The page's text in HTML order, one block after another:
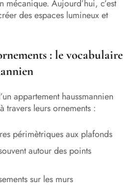
mécanique. Aujourd’hui, c’est
des espaces lumineux et
: le vocabulaire
appartement haussmannien
travers leurs ornements :
périmètriques aux plafonds
autour des points
sur les murs